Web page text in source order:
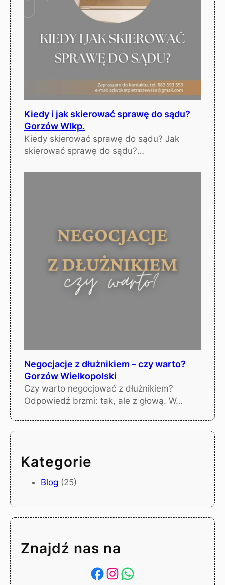
Kiedy i jak skierować sprawę do sądu?
Gorzów Wlkp.
Kiedy skierować sprawę do sądu? Jak
skierować sprawę do sądu?…
Negocjacje z dłużnikiem – czy warto?
Gorzów Wielkopolski
Czy warto negocjować z dłużnikiem?
Odpowiedź brzmi: tak, ale z głową. W…
Kategorie
Blog (25)
Znajdź nas na
Facebook Instagram WhatsApp